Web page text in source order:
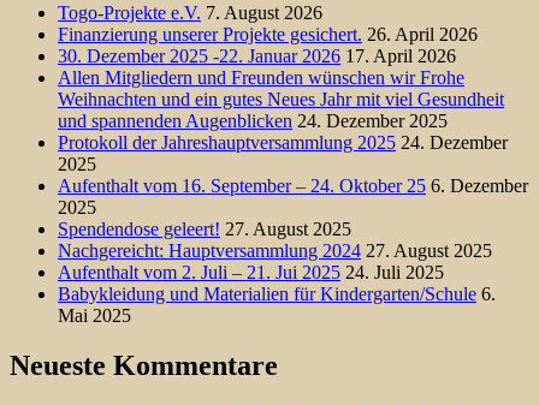
Togo-Projekte e.V. 7. August 2026
Finanzierung unserer Projekte gesichert. 26. April 2026
30. Dezember 2025 -22. Januar 2026 17. April 2026
Allen Mitgliedern und Freunden wünschen wir Frohe
Weihnachten und ein gutes Neues Jahr mit viel Gesundheit
und spannenden Augenblicken 24. Dezember 2025
Protokoll der Jahreshauptversammlung 2025 24. Dezember
2025
Aufenthalt vom 16. September – 24. Oktober 25 6. Dezember
2025
Spendendose geleert! 27. August 2025
Nachgereicht: Hauptversammlung 2024 27. August 2025
Aufenthalt vom 2. Juli – 21. Jui 2025 24. Juli 2025
Babykleidung und Materialien für Kindergarten/Schule 6.
Mai 2025
Neueste Kommentare